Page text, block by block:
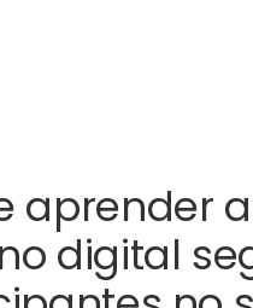
aprender
digital